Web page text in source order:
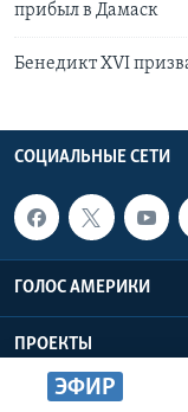
ЭФИР
прибыл в Дамаск
Бенедикт XVI
СОЦИАЛЬНЫЕ СЕТИ
ГОЛОС АМЕРИКИ
ПРОЕКТЫ